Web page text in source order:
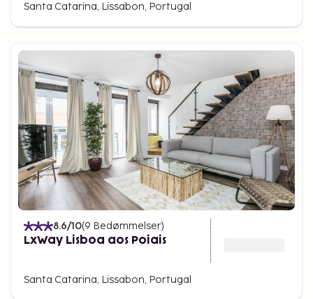
Santa Catarina, Lissabon, Portugal
8.6/10(9 Bedømmelser)
LxWay Lisboa aos Poiais
Santa Catarina, Lissabon, Portugal